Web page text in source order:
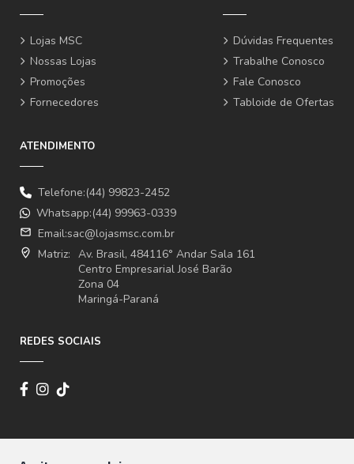
Lojas MSC
Nossas Lojas
Promoções
Fornecedores
Dúvidas Frequentes
Trabalhe Conosco
Fale Conosco
Tabloide de Ofertas
ATENDIMENTO
Telefone:(44) 99823-2452
Whatsapp:(44) 99963-0339
email Email:sac@lojasmsc.com.br
where_to_vote Matriz: Av. Brasil, 484116° Andar Sala 161
Centro Empresarial José Barão
Zona 04
Maringá-Paraná
REDES SOCIAIS